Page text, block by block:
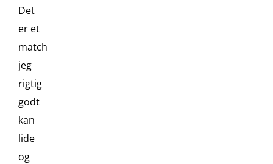
Det
er et
match
jeg
rigtig
godt
kan
lide
og